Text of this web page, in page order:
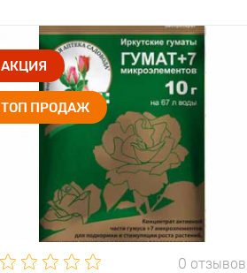
АКЦИЯ
ТОП ПРОДАЖ
0 отзывов